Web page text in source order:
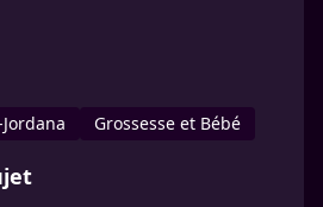
Grossesse et Bébé